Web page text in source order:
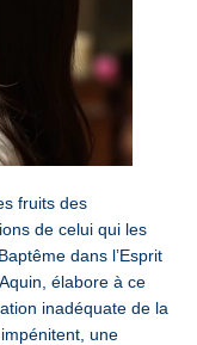
fruits des
de celui qui les
dans l’Esprit
élabore à ce
inadéquate de la
une